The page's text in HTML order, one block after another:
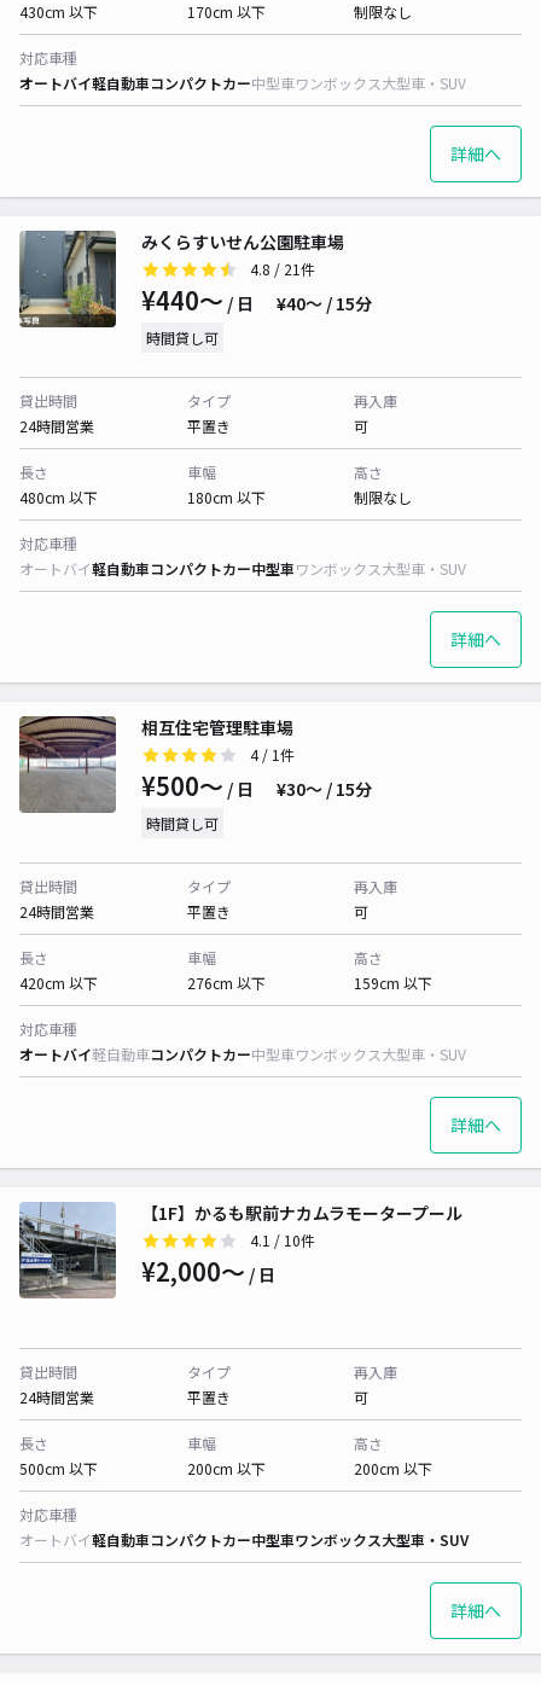
430cm 以下
170cm 以下
制限なし
対応車種
オートバイ軽自動車コンパクトカー中型車ワンボックス大型車・SUV
詳細へ
みくらすいせん公園駐車場
4.8 / 21件
¥440〜 / 日 ¥40〜 / 15分
時間貸し可
貸出時間
24時間営業
タイプ
平置き
再入庫
可
長さ
480cm 以下
車幅
180cm 以下
高さ
制限なし
対応車種
オートバイ軽自動車コンパクトカー中型車ワンボックス大型車・SUV
詳細へ
相互住宅管理駐車場
4/ 1件
¥500〜 / 日 ¥30〜 / 15分
時間貸し可
貸出時間
24時間営業
タイプ
平置き
再入庫
可
長さ
420cm 以下
車幅
276cm 以下
高さ
159cm 以下
対応車種
オートバイ軽自動車コンパクトカー中型車ワンボックス大型車・SUV
詳細へ
【1F】かるも駅前ナカムラモータープール
4.1 / 10件
¥2,000〜 / 日
貸出時間
24時間営業
タイプ
平置き
再入庫
可
長さ
500cm 以下
車幅
200cm 以下
高さ
200cm 以下
対応車種
オートバイ軽自動車コンパクトカー中型車ワンボックス大型車・SUV
詳細へ